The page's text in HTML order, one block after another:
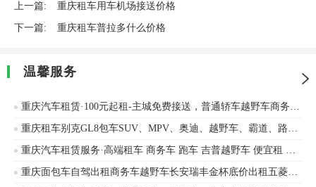
上一篇: 重庆租车用车机场接送价格
下一篇: 重庆租车普拉多什么价格
温馨服务